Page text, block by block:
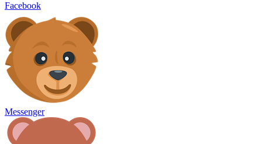
Facebook
Messenger